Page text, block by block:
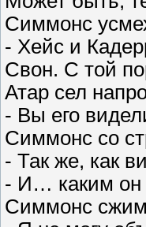
Симмонс
- Хейс и
Свон. С той
Атар сел
- Вы его
Симмонс со
- Так же, как
- И… каким
Симмонс